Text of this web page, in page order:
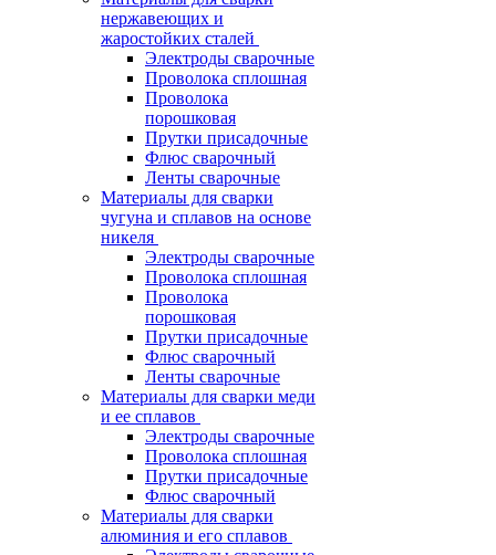
нержавеющих и
жаростойких сталей
Электроды сварочные
Проволока сплошная
Проволока
порошковая
Прутки присадочные
Флюс сварочный
Ленты сварочные
Материалы для сварки
чугуна и сплавов на основе
никеля
Электроды сварочные
Проволока сплошная
Проволока
порошковая
Прутки присадочные
Флюс сварочный
Ленты сварочные
Материалы для сварки меди
и ее сплавов
Электроды сварочные
Проволока сплошная
Прутки присадочные
Флюс сварочный
Материалы для сварки
алюминия и его сплавов